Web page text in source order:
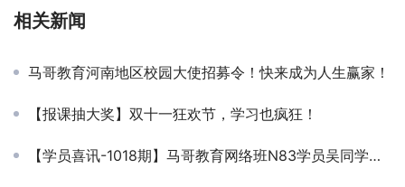
相关新闻
马哥教育河南地区校园大使招募令！快来成为人生赢家！
【报课抽大奖】双十一狂欢节，学习也疯狂！
【学员喜讯-1018期】马哥教育网络班N83学员吴同学成功跳槽外企年薪35w